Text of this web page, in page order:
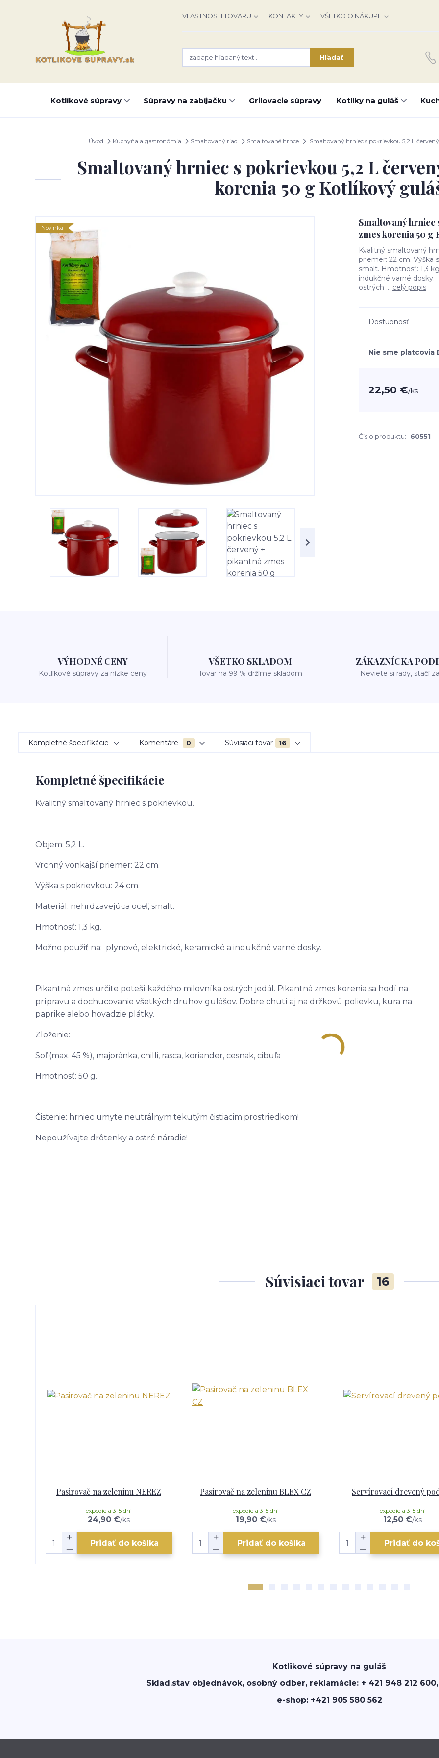
VLASTNOSTI TOVARU KONTAKTY VŠETKO O NÁKUPE
Hľadať
Kotlíkové súpravy Súpravy na zabíjačku Grilovacie súpravy Kotlíky na guláš
Úvod Kuchyňa a gastronómia Smaltovaný riad Smaltované hrnce Smaltovaný hrniec s pokrievkou 5,2 L
Smaltovaný hrniec s pokrievkou 5,2 L
korenia 50 g Kotlíkový
Novinka
Smaltovaný hrniec
zmes korenia 50 g
Kvalitný smaltovaný
priemer: 22 cm. Výška
smalt. Hmotnosť: 1,3
indukčné varné
ostrých ... celý popis
Dostupnosť
Nie sme platcovia
22,50 €/ks
Číslo produktu: 60551
VÝHODNÉ CENY
Kotlíkové súpravy za nízke ceny
VŠETKO SKLADOM
Tovar na 99 % držíme skladom
ZÁKAZNÍCKA
Neviete si rady, stačí
Kompletné špecifikácie Komentáre 0 Súvisiaci tovar 16
Kompletné špecifikácie
Kvalitný smaltovaný hrniec s pokrievkou.
Objem: 5,2 L.
Vrchný vonkajší priemer: 22 cm.
Výška s pokrievkou: 24 cm.
Materiál: nehrdzavejúca oceľ, smalt.
Hmotnosť: 1,3 kg.
Možno použiť na: plynové, elektrické, keramické a indukčné varné dosky.
Pikantná zmes určite poteší každého milovníka ostrých jedál. Pikantná zmes korenia sa hodí na
prípravu a dochucovanie všetkých druhov gulášov. Dobre chutí aj na držkovú polievku, kura na
paprike alebo hovädzie plátky.
Zloženie:
Soľ (max. 45 %), majoránka, chilli, rasca, koriander, cesnak, cibuľa
Hmotnosť: 50 g.
Čistenie: hrniec umyte neutrálnym tekutým čistiacim prostriedkom!
Nepoužívajte drôtenky a ostré náradie!
Súvisiaci tovar 16
Pasirovač na zeleninu NEREZ
24,90 €/ks
expedícia 3-5 dní
Pridať do košíka
Pasirovač na zeleninu BLEX CZ
19,90 €/ks
expedícia 3-5 dní
Pridať do košíka
Servírovací drevený
12,50 €/ks
expedícia 3-5 dní
Pridať do
Kotlikové súpravy na guláš
Sklad,stav objednávok, osobný odber, reklamácie: + 421 948 212 600,
e-shop: +421 905 580 562